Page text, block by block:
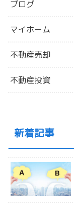
ブログ
マイホーム
不動産売却
不動産投資
新着記事